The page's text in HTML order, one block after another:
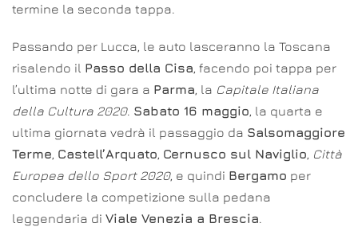
termine la seconda tappa.
Passando per Lucca, le auto lasceranno la Toscana
risalendo il Passo della Cisa, facendo poi tappa per
l’ultima notte di gara a Parma, la Capitale Italiana
della Cultura 2020. Sabato 16 maggio, la quarta e
ultima giornata vedrà il passaggio da Salsomaggiore
Terme, Castell’Arquato, Cernusco sul Naviglio, Città
Europea dello Sport 2020, e quindi Bergamo per
concludere la competizione sulla pedana
leggendaria di Viale Venezia a Brescia.